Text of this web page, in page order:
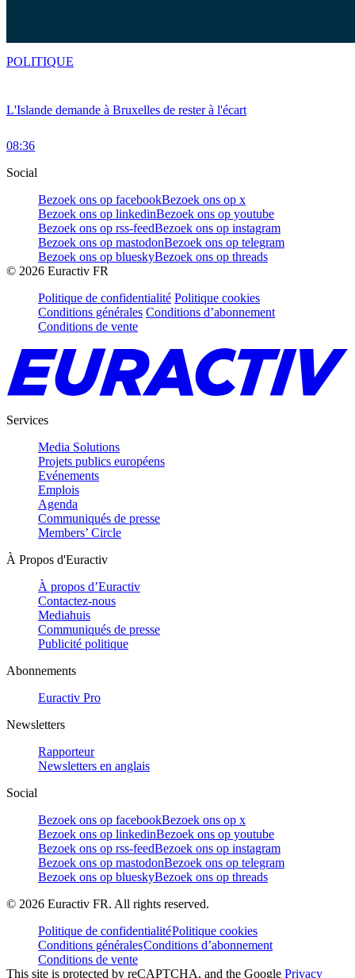
L'Islande demande à Bruxelles de rester à l'écart
08:36
POLITIQUE
Social
Bezoek ons op facebookBezoek ons op x
Bezoek ons op linkedinBezoek ons op youtube
Bezoek ons op rss-feedBezoek ons op instagram
Bezoek ons op mastodonBezoek ons op telegram
Bezoek ons op blueskyBezoek ons op threads
© 2026 Euractiv FR
Politique de confidentialité Politique cookies
Conditions générales Conditions d’abonnement
Conditions de vente
Services
Media Solutions
Projets publics européens
Evénements
Emplois
Agenda
Communiqués de presse
Members’ Circle
À Propos d'Euractiv
À propos d’Euractiv
Contactez-nous
Mediahuis
Communiqués de presse
Publicité politique
Abonnements
Euractiv Pro
Newsletters
Rapporteur
Newsletters en anglais
Social
Bezoek ons op facebookBezoek ons op x
Bezoek ons op linkedinBezoek ons op youtube
Bezoek ons op rss-feedBezoek ons op instagram
Bezoek ons op mastodonBezoek ons op telegram
Bezoek ons op blueskyBezoek ons op threads
© 2026 Euractiv FR. All rights reserved.
Politique de confidentialitéPolitique cookies
Conditions généralesConditions d’abonnement
Conditions de vente
This site is protected by reCAPTCHA, and the Google Privacy